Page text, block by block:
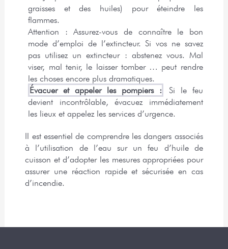
graisses et des huiles) pour éteindre les
flammes.
Attention : Assurez-vous de connaître le bon
mode d’emploi de l’extincteur. Si vos ne savez
pas utilisez un extincteur : abstenez vous. Mal
viser, mal tenir, le laisser tomber … peut rendre
les choses encore plus dramatiques.
Évacuer et appeler les pompiers :
Si le feu
devient incontrôlable, évacuez immédiatement
les lieux et appelez les services d’urgence.
Il est essentiel de comprendre les dangers associés
à l’utilisation de l’eau sur un feu d’huile de
cuisson et d’adopter les mesures appropriées pour
assurer une réaction rapide et sécurisée en cas
d’incendie.